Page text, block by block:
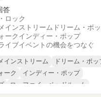
答
ロック
インストリーム ドリーム・ポ
ークインディー・ポップ
イブイベントの機会をつなぐ
インストリーム
ドリーム・ポッ
ーク
インディー・ポップ
ローファイ・ベッドルーム